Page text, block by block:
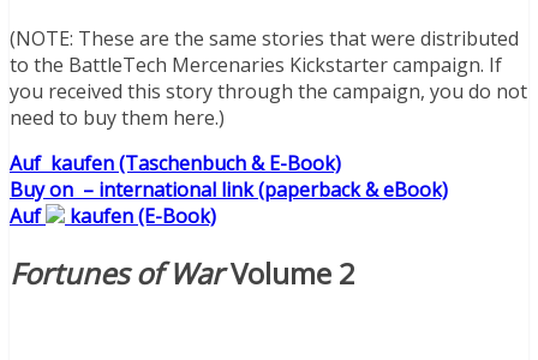
(NOTE: These are the same stories that were distributed
to the BattleTech Mercenaries Kickstarter campaign. If
you received this story through the campaign, you do not
need to buy them here.)
Auf kaufen (Taschenbuch & E-Book)
Buy on – international link (paperback & eBook)
Auf
kaufen (E-Book)
Fortunes of WarVolume 2